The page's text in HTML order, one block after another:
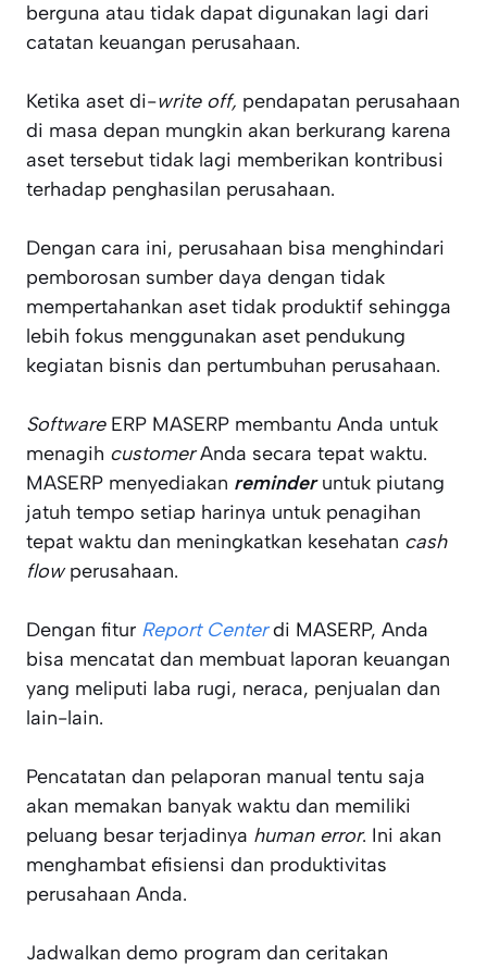
berguna atau tidak dapat digunakan lagi dari
catatan keuangan perusahaan.
Ketika aset di-write off, pendapatan perusahaan
di masa depan mungkin akan berkurang karena
aset tersebut tidak lagi memberikan kontribusi
terhadap penghasilan perusahaan.
Dengan cara ini, perusahaan bisa menghindari
pemborosan sumber daya dengan tidak
mempertahankan aset tidak produktif sehingga
lebih fokus menggunakan aset pendukung
kegiatan bisnis dan pertumbuhan perusahaan.
Software ERP MASERP membantu Anda untuk
menagih customerAnda secara tepat waktu.
MASERP menyediakan reminderuntuk piutang
jatuh tempo setiap harinya untuk penagihan
tepat waktu dan meningkatkan kesehatan cash
flowperusahaan.
Dengan fitur Report Centerdi MASERP, Anda
bisa mencatat dan membuat laporan keuangan
yang meliputi laba rugi, neraca, penjualan dan
lain-lain.
Pencatatan dan pelaporan manual tentu saja
akan memakan banyak waktu dan memiliki
peluang besar terjadinya human error. Ini akan
menghambat efisiensi dan produktivitas
perusahaan Anda.
Jadwalkan demo program dan ceritakan